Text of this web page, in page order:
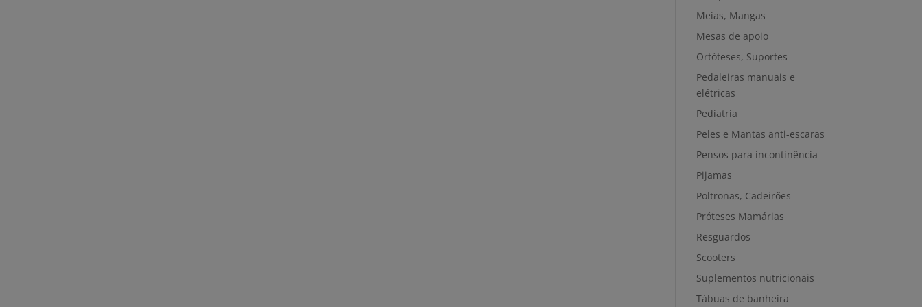
Meias, Mangas
Mesas de apoio
Ortóteses, Suportes
Pedaleiras manuais e
elétricas
Pediatria
Peles e Mantas anti-escaras
Pensos para incontinência
Pijamas
Poltronas, Cadeirões
Próteses Mamárias
Resguardos
Scooters
Suplementos nutricionais
Tábuas de banheira